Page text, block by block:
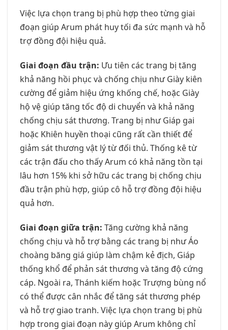
Việc lựa chọn trang bị phù hợp theo từng giai
đoạn giúp Arum phát huy tối đa sức mạnh và hỗ
trợ đồng đội hiệu quả.
Giai đoạn đầu trận: Ưu tiên các trang bị tăng
khả năng hồi phục và chống chịu như Giày kiên
cường để giảm hiệu ứng khống chế, hoặc Giày
hộ vệ giúp tăng tốc độ di chuyển và khả năng
chống chịu sát thương. Trang bị như Giáp gai
hoặc Khiên huyền thoại cũng rất cần thiết để
giảm sát thương vật lý từ đối thủ. Thống kê từ
các trận đấu cho thấy Arum có khả năng tồn tại
lâu hơn 15% khi sở hữu các trang bị chống chịu
đầu trận phù hợp, giúp cô hỗ trợ đồng đội hiệu
quả hơn.
Giai đoạn giữa trận: Tăng cường khả năng
chống chịu và hỗ trợ bằng các trang bị như Áo
choàng băng giá giúp làm chậm kẻ địch, Giáp
thống khổ để phản sát thương và tăng độ cứng
cáp. Ngoài ra, Thánh kiếm hoặc Trượng bùng nổ
có thể được cân nhắc để tăng sát thương phép
và hỗ trợ giao tranh. Việc lựa chọn trang bị phù
hợp trong giai đoạn này giúp Arum không chỉ